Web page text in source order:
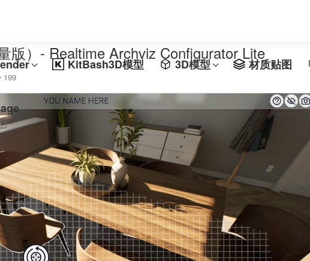
KitBash3D模型 3D模型 材质贴图
版）- Realtime Archviz Configurator Lite
199